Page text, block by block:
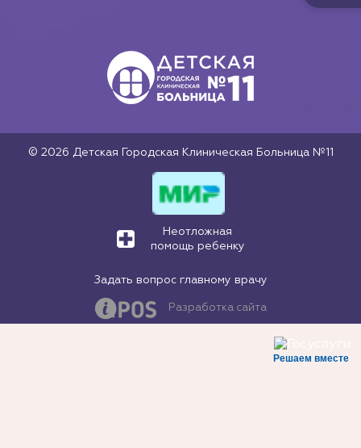
© 2026 Детская Городская Клиническая Больница №11
Неотложная
помощь ребенку
Задать вопрос главному врачу
Разработка сайта
Решаем вместе